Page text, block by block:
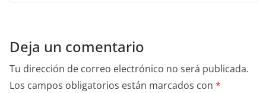
Deja un comentario
Tu dirección de correo electrónico no será publicada.
Los campos obligatorios están marcados con *